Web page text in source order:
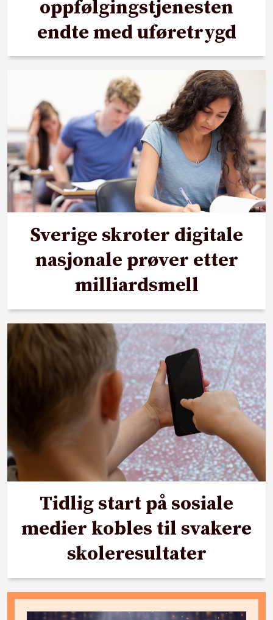
oppfølgingstjenesten
endte med uføretrygd
Sverige skroter digitale
nasjonale prøver etter
milliardsmell
Tidlig start på sosiale
medier kobles til svakere
skoleresultater